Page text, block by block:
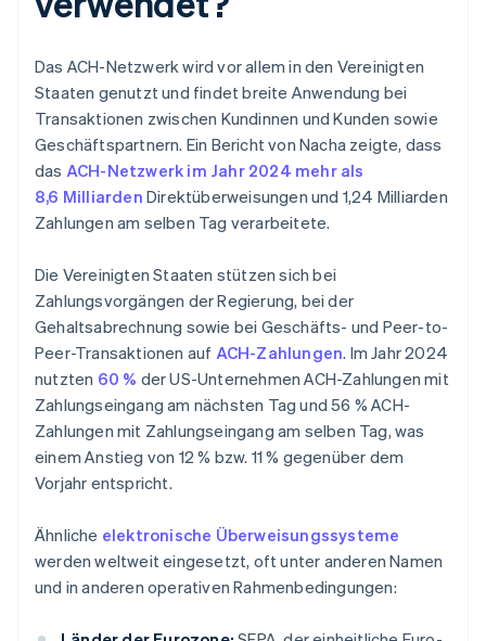
Das ACH-Netzwerk wird vor allem in den Vereinigten
Staaten genutzt und findet breite Anwendung bei
Transaktionen zwischen Kundinnen und Kunden sowie
Geschäftspartnern. Ein Bericht von Nacha zeigte, dass
das ACH-Netzwerk im Jahr 2024 mehr als
8,6 Milliarden Direktüberweisungen und 1,24 Milliarden
Zahlungen am selben Tag verarbeitete.
Die Vereinigten Staaten stützen sich bei
Zahlungsvorgängen der Regierung, bei der
Gehaltsabrechnung sowie bei Geschäfts- und Peer-to-
Peer-Transaktionen auf ACH-Zahlungen. Im Jahr 2024
nutzten 60 % der US-Unternehmen ACH-Zahlungen mit
Zahlungseingang am nächsten Tag und 56 % ACH-
Zahlungen mit Zahlungseingang am selben Tag, was
einem Anstieg von 12 % bzw. 11 % gegenüber dem
Vorjahr entspricht.
Ähnliche elektronische Überweisungssysteme
werden weltweit eingesetzt, oft unter anderen Namen
und in anderen operativen Rahmenbedingungen: